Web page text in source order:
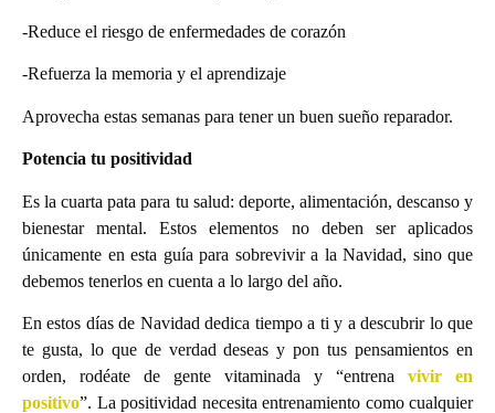
-Reduce el riesgo de enfermedades de corazón
-Refuerza la memoria y el aprendizaje
Aprovecha estas semanas para tener un buen sueño reparador.
Potencia tu positividad
Es la cuarta pata para tu salud: deporte, alimentación, descanso y
bienestar mental. Estos elementos no deben ser aplicados
únicamente en esta guía para sobrevivir a la Navidad, sino que
debemos tenerlos en cuenta a lo largo del año.
En estos días de Navidad dedica tiempo a ti y a descubrir lo que
te gusta, lo que de verdad deseas y pon tus pensamientos en
orden, rodéate de gente vitaminada y “entrena vivir en
positivo”. La positividad necesita entrenamiento como cualquier